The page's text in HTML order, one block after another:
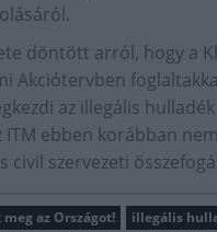
döntött arról, hogy a
Akciótervben
az illegális hulladék
ITM ebben korábban
civil szervezeti
az Országot! illegális